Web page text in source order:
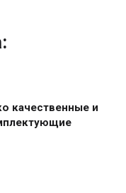
качественные и